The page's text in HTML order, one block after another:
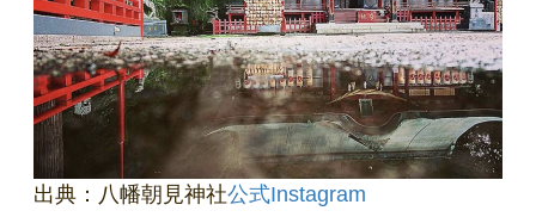
出典：八幡朝見神社公式Instagram